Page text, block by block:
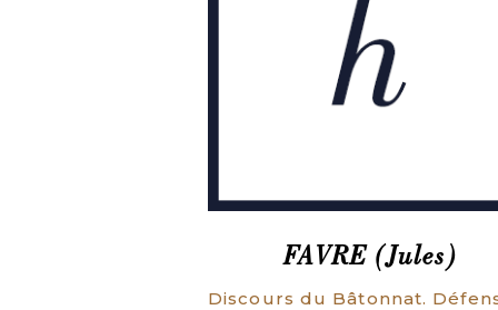
FAVRE (Jules)